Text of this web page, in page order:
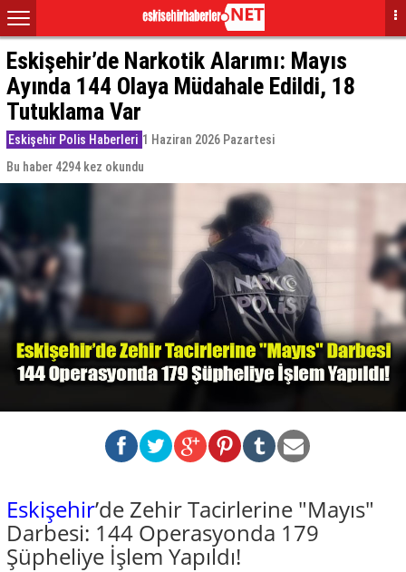
Eskişehir’de Narkotik Alarımı: Mayıs
Ayında 144 Olaya Müdahale Edildi, 18
Tutuklama Var
Eskişehir Polis Haberleri 1 Haziran 2026 Pazartesi
Bu haber 4294 kez okundu
Eskişehir’de Zehir Tacirlerine "Mayıs"
Darbesi: 144 Operasyonda 179
Şüpheliye İşlem Yapıldı!